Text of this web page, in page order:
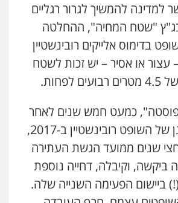
יוסי חמצני
צווארון לבן פשיעה כלכלית עבירות
הלבנת הון
פשיעה חמורה מעצרים וחקירות
עורכי דין פארס פלאח
צבאי צווארון לבן והונאה
למדינה להמשיך לגרור רגליים
"שטח המחיה", ההחלטה
בדימוס אלייקים רובינשטיין
עצור או אסיר – יש זכות לשטח
כמעט חמש שנים לאחר
פסק הדין המכונן של השופט רובינשטיין ב-2017,
שנים ממועד הגשת העתירה
ביקשה, וקיבלה, דחייה נוספת
ביישום הפעימה השנייה שלה.